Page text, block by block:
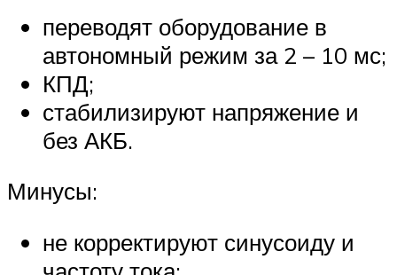
переводят оборудование в
автономный режим за 2 – 10 мс;
КПД;
стабилизируют напряжение и
без АКБ.
Минусы:
не корректируют синусоиду и